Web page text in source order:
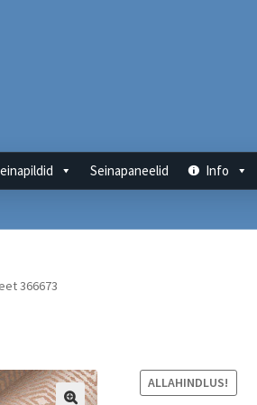
Seinapaneelid Info
366673
ALLAHINDLUS!